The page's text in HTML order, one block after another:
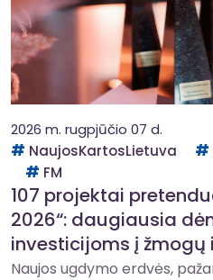
2026 m. rugpjūčio 07 d.
NaujosKartosLietuva
FM
107 projektai
2026“: daugiausia
investicijoms į
Naujos ugdymo erdvės,